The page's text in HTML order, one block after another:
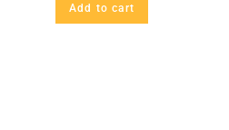
Add to cart